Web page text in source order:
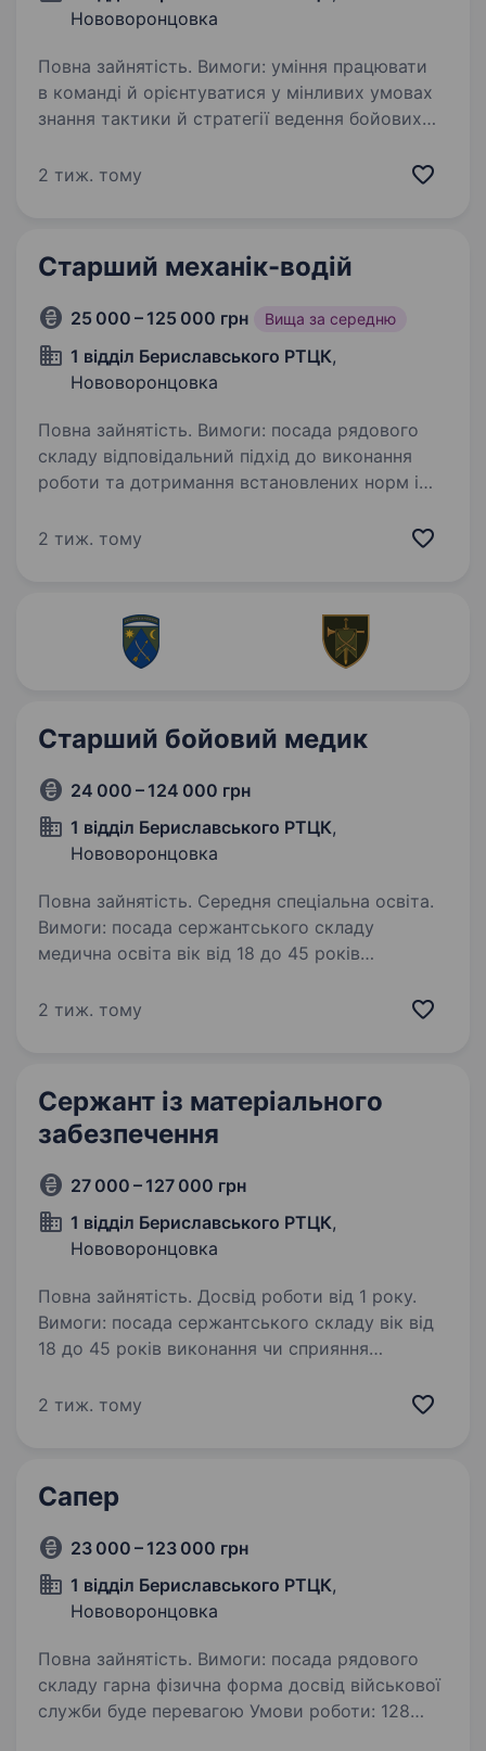
Нововоронцовка
Повна зайнятість. Вимоги: уміння працювати
в команді й орієнтуватися у мінливих умовах
знання тактики й стратегії ведення бойових
ситуаціях впевнені комунікативні навички
2 тиж. тому
Старший механік-водій
25 000 – 125 000 грн Вища за середню
1 відділ Бериславського РТЦК,
Нововоронцовка
Повна зайнятість. Вимоги: посада рядового
складу відповідальний підхід до виконання
роботи та дотримання встановлених норм і
дозволяє виконувати завдання вміння
2 тиж. тому
Старший бойовий медик
24 000 – 124 000 грн
1 відділ Бериславського РТЦК,
Нововоронцовка
Повна зайнятість. Середня спеціальна освіта.
Вимоги: посада сержантського складу
медична освіта вік від 18 до 45 років
відповідальність здатність працювати
2 тиж. тому
Сержант із матеріального
забезпечення
27 000 – 127 000 грн
1 відділ Бериславського РТЦК,
Нововоронцовка
Повна зайнятість. Досвід роботи від 1 року.
Вимоги: посада сержантського складу вік від
18 до 45 років виконання чи сприяння
готовність працювати безпосередньо в районі
2 тиж. тому
Сапер
23 000 – 123 000 грн
1 відділ Бериславського РТЦК,
Нововоронцовка
Повна зайнятість. Вимоги: посада рядового
складу гарна фізична форма досвід військової
служби буде перевагою Умови роботи: 128